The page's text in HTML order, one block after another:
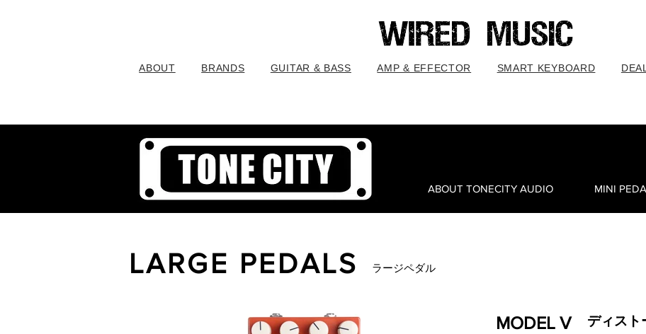
ABOUT BRANDS GUITAR & BASS AMP & EFFECTOR SMART KEYBOARD
ABOUT TONECITY AUDIO MINI
LARGE PEDALS ラージペダル
MODEL V ディスト